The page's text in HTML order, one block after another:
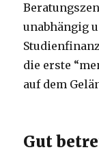
unabhängig
die erste
auf dem
Gut